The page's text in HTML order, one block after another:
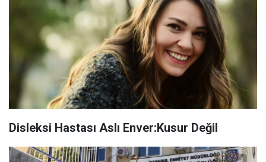
Disleksi Hastası Aslı Enver:Kusur Değil